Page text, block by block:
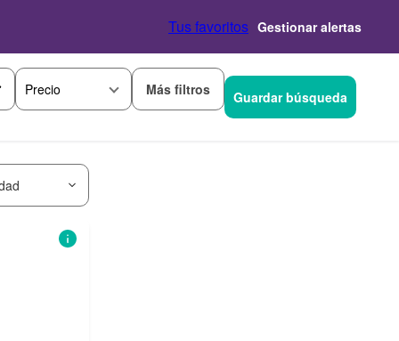
Tus favoritos Gestionar alertas
Precio Más filtros Guardar búsqueda